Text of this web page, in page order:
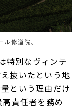
修道院。
特別なヴィンテ
抜いたという地
という理由だけ
責任者を務め